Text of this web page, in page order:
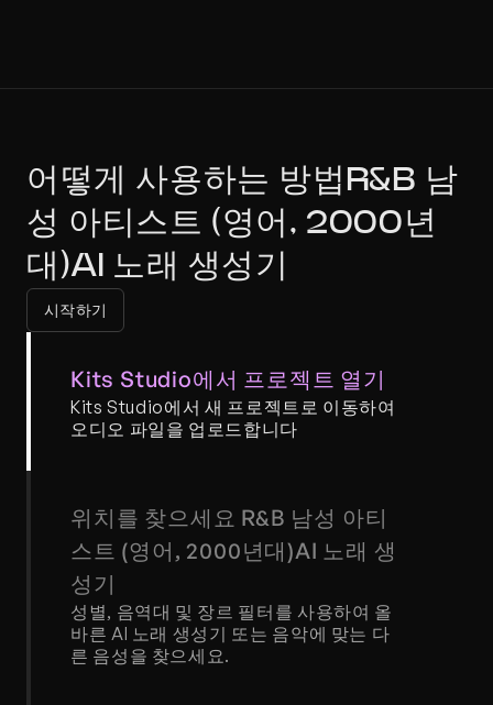
어떻게 사용하는 방법R&B 남
성 아티스트 (영어, 2000년
대)AI 노래 생성기
시작하기
Kits Studio에서 프로젝트 열기
Kits Studio에서 새 프로젝트로 이동하여
오디오 파일을 업로드합니다
위치를 찾으세요 R&B 남성 아티
스트 (영어, 2000년대)AI 노래 생
성기
성별, 음역대 및 장르 필터를 사용하여 올
바른 AI 노래 생성기 또는 음악에 맞는 다
른 음성을 찾으세요.